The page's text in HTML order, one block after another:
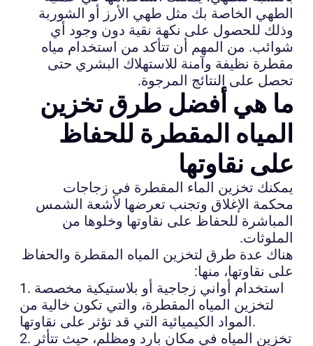
الطهي الخاصة بك مثل طهي الأرز أو الشوربة
وذلك للحصول على نكهة نقية دون وجود أي
شوائب. من المهم أن تتأكد من استخدام مياه
مقطرة نظيفة وآمنة للاستهلاك البشري حتى
تحصل على النتائج المرجوة.
ما هي أفضل طرق تخزين
المياه المقطرة للحفاظ
على نقاوتها
يمكنك تخزين الماء المقطرة في زجاجات
محكمة الإغلاق وتجنب تعرضها لأشعة الشمس
المباشرة للحفاظ على نقاوتها وخلوها من
الملوثات.
هناك عدة طرق لتخزين المياه المقطرة والحفاظ
على نقاوتها، منها:
1. استخدام أواني زجاجية أو بلاستيكية مخصصة
لتخزين المياه المقطرة، والتي تكون خالية من
المواد الكيميائية التي قد تؤثر على نقاوتها.
2. تخزين المياه في مكان بارد ومظلم، حيث تتأثر